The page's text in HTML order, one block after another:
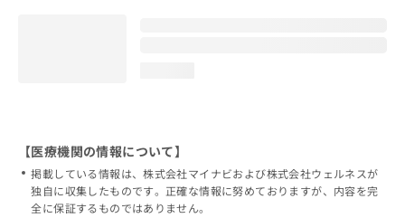
【医療機関の情報について】
掲載している情報は、株式会社マイナビおよび株式会社ウェルネスが
独自に収集したものです。正確な情報に努めておりますが、内容を完
全に保証するものではありません。